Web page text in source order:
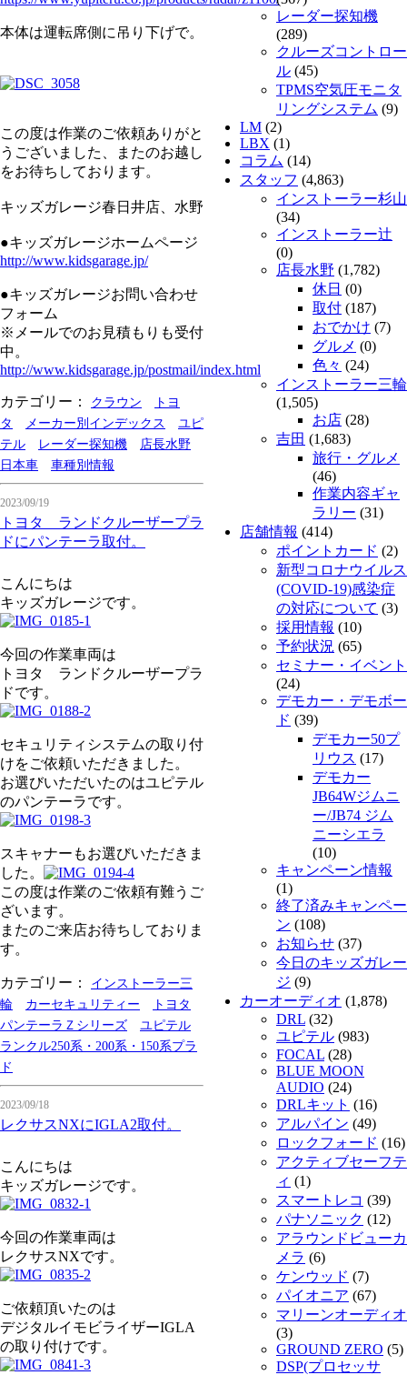
本体は運転席側に吊り下げで。
この度は作業のご依頼ありがと
うございました、またのお越し
をお待ちしております。
キッズガレージ春日井店、水野
●キッズガレージホームページ
http://www.kidsgarage.jp/
●キッズガレージお問い合わせ
フォーム
※メールでのお見積もりも受付
中。
http://www.kidsgarage.jp/postmail/index.html
カテゴリー： クラウン
トヨ
タ
メーカー別インデックス
ユピ
テル
レーダー探知機
店長水野
日本車
車種別情報
2023/09/19
トヨタ ランドクルーザープラ
ドにパンテーラ取付。
こんにちは
キッズガレージです。
今回の作業車両は
トヨタ ランドクルーザープラ
ドです。
セキュリティシステムの取り付
けをご依頼いただきました。
お選びいただいたのはユピテル
のパンテーラです。
スキャナーもお選びいただきま
した。
この度は作業のご依頼有難うご
ざいます。
またのご来店お待ちしておりま
す。
カテゴリー：
インストーラー三
輪
カーセキュリティー
トヨタ
パンテーラＺシリーズ
ユピテル
ランクル250系・200系・150系プラ
ド
2023/09/18
レクサスNXにIGLA2取付。
こんにちは
キッズガレージです。
今回の作業車両は
レクサスNXです。
ご依頼頂いたのは
デジタルイモビライザーIGLA
の取り付けです。
レーダー探知機
(289)
クルーズコントロー
ル (45)
TPMS空気圧モニタ
リングシステム (9)
LM (2)
LBX (1)
コラム (14)
スタッフ (4,863)
インストーラー杉山
(34)
インストーラー辻
(0)
店長水野 (1,782)
休日 (0)
取付 (187)
おでかけ (7)
グルメ (0)
色々 (24)
インストーラー三輪
(1,505)
お店 (28)
吉田 (1,683)
旅行・グルメ
(46)
作業内容ギャ
ラリー (31)
店舗情報 (414)
ポイントカード (2)
新型コロナウイルス
(COVID-19)感染症
の対応について (3)
採用情報 (10)
予約状況 (65)
セミナー・イベント
(24)
デモカー・デモボー
ド (39)
デモカー50プ
リウス (17)
デモカー
JB64Wジムニ
ー/JB74 ジム
ニーシエラ
(10)
キャンペーン情報
(1)
終了済みキャンペー
ン (108)
お知らせ (37)
今日のキッズガレー
ジ (9)
カーオーディオ (1,878)
DRL (32)
ユピテル (983)
FOCAL (28)
BLUE MOON
AUDIO (24)
DRLキット (16)
アルパイン (49)
ロックフォード (16)
アクティブセーフテ
ィ (1)
スマートレコ (39)
パナソニック (12)
アラウンドビューカ
メラ (6)
ケンウッド (7)
パイオニア (67)
マリーンオーディオ
(3)
GROUND ZERO (5)
DSP(プロセッサ